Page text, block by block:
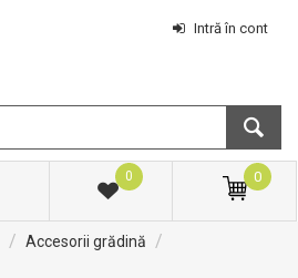
Intră în cont
0 0
/ Accesorii grădină /